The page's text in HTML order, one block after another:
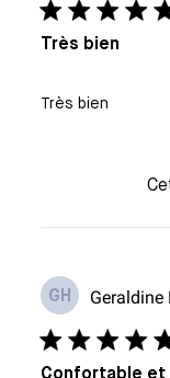
Très bien
Très bien
GH Geraldine